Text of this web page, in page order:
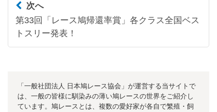
次へ
第33回「レース鳩帰還率賞」各クラス全国ベス
トスリー発表！
「一般社団法人 日本鳩レース協会」が運営する当サイトで
は、一般の皆様に馴染みの薄い鳩レースの世界をご紹介し
ています。鳩レースとは、複数の愛好家が各自で繁殖・飼